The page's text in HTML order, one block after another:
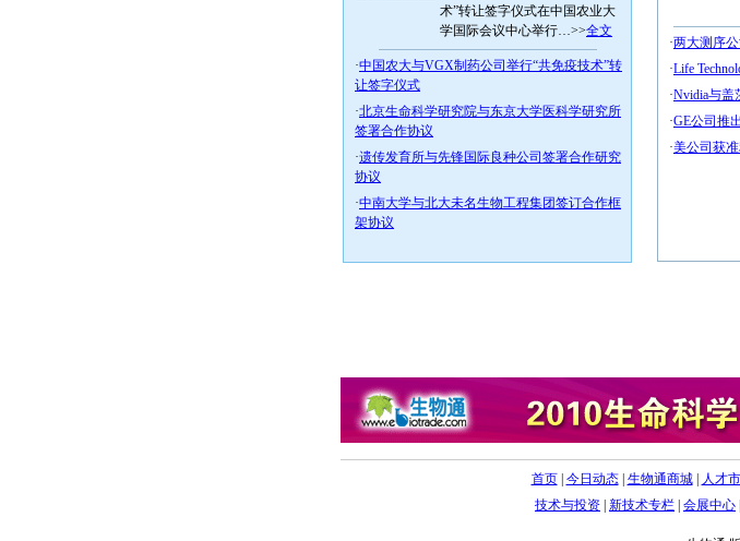
术”转让签字仪式在中国农业大
学国际会议中心举行…>>全文
·中国农大与VGX制药公司举行“共免疫技术”转
让签字仪式
·北京生命科学研究院与东京大学医科学研究所
签署合作协议
·遗传发育所与先锋国际良种公司签署合作研究
协议
·中南大学与北大未名生物工程集团签订合作框
架协议
·两大测序
·Life
·Nvidia与盖
·GE公司推
·美公司获
首页| 今日动态| 生物通商城| 人才
技术与投资 新技术专栏 会展中心